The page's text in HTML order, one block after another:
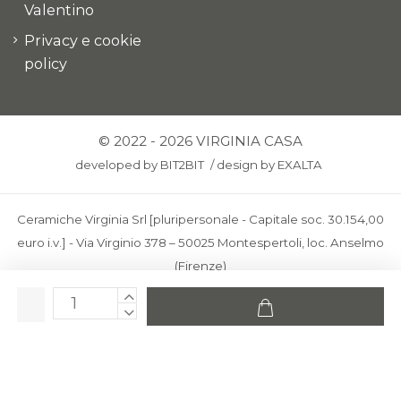
Valentino
Privacy e cookie
policy
© 2022 - 2026 VIRGINIA CASA
developed by BIT2BIT /design by EXALTA
Ceramiche Virginia Srl [pluripersonale - Capitale soc. 30.154,00
euro i.v.] - Via Virginio 378 – 50025 Montespertoli, loc. Anselmo
(Firenze)
C.F. e P.IVA: IT00436100481 - REA: FI-227733 - PEC:
ceramichevirginia@pec.it